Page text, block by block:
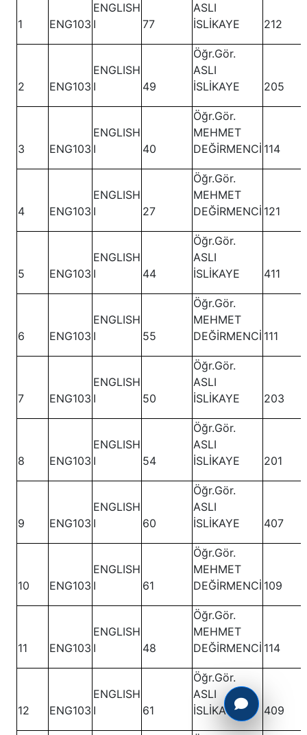
1 ENG103
ENGLISH
I
77
ASLI
İSLİKAYE
212
2 ENG103
ENGLISH
I
49
Öğr.Gör.
ASLI
İSLİKAYE
205
3 ENG103
ENGLISH
I
40
Öğr.Gör.
MEHMET
DEĞİRMENCİ 114
4 ENG103
ENGLISH
I
27
Öğr.Gör.
MEHMET
DEĞİRMENCİ 121
5 ENG103
ENGLISH
I
44
Öğr.Gör.
ASLI
İSLİKAYE
411
6 ENG103
ENGLISH
I
55
Öğr.Gör.
MEHMET
DEĞİRMENCİ 111
7 ENG103
ENGLISH
I
50
Öğr.Gör.
ASLI
İSLİKAYE
203
8 ENG103
ENGLISH
I
54
Öğr.Gör.
ASLI
İSLİKAYE
201
9 ENG103
ENGLISH
I
60
Öğr.Gör.
ASLI
İSLİKAYE
407
10 ENG103
ENGLISH
I
61
Öğr.Gör.
MEHMET
DEĞİRMENCİ 109
11 ENG103
ENGLISH
I
48
Öğr.Gör.
MEHMET
DEĞİRMENCİ 114
12 ENG103
ENGLISH
I
61
Öğr.Gör.
ASLI
İSLİKAYE
409